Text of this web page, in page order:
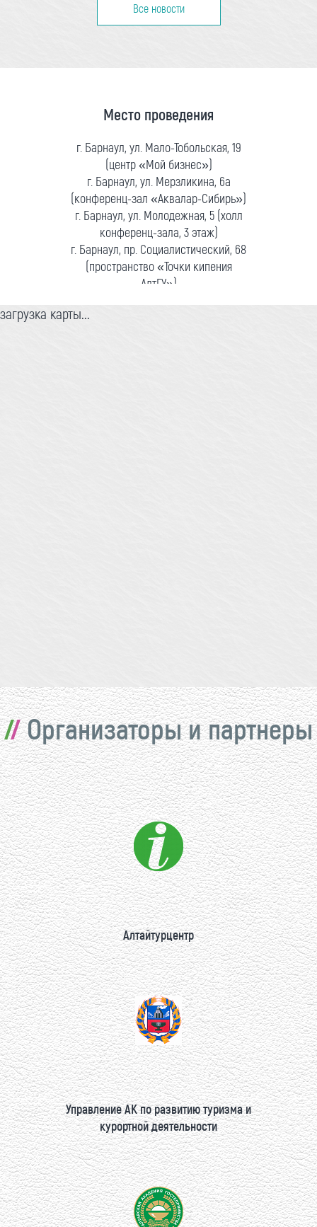
Все новости
Место проведения
г. Барнаул, ул. Мало-Тобольская, 19
(центр «Мой бизнес»)
г. Барнаул, ул. Мерзликина, 6а
(конференц-зал «Аквалар-Сибирь»)
г. Барнаул, ул. Молодежная, 5 (холл
конференц-зала, 3 этаж)
г. Барнаул, пр. Социалистический, 68
(пространство «Точки кипения
АлтГУ»)
загрузка карты...
Организаторы и партнеры
Алтайтурцентр
Управление АК по развитию туризма и
курортной деятельности